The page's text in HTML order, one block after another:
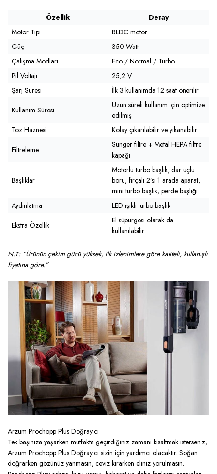
Özellik
Detay
Motor Tipi
BLDC motor
Güç
350 Watt
Çalışma Modları
Eco / Normal / Turbo
Pil Voltajı
25,2 V
Şarj Süresi
İlk 3 kullanımda 12 saat önerilir
Kullanım Süresi
Uzun süreli kullanım için optimize
edilmiş
Toz Haznesi
Kolay çıkarılabilir ve yıkanabilir
Filtreleme
Sünger filtre + Metal HEPA filtre
kapağı
Başlıklar
Motorlu turbo başlık, dar uçlu
boru, fırçalı 2’si 1 arada aparat,
mini turbo başlık, perde başlığı
Aydınlatma
LED ışıklı turbo başlık
Ekstra Özellik
El süpürgesi olarak da
kullanılabilir
N.T: “Ürünün çekim gücü yüksek, ilk izlenimlere göre kaliteli, kullanışlı
fiyatına göre.”
Arzum Prochopp Plus Doğrayıcı
Tek başınıza yaşarken mutfakta geçirdiğiniz zamanı kısaltmak isterseniz,
Arzum Prochopp Plus Doğrayıcı sizin için yardımcı olacaktır. Soğan
doğrarken gözünüz yanmasın, ceviz kırarken eliniz yorulmasın.